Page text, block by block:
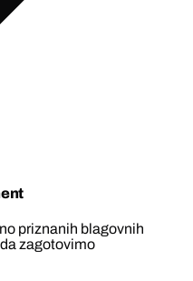
priznanih blagovnih
zagotovimo